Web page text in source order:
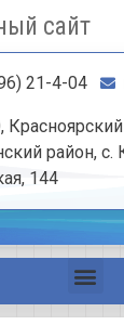
сайт
21-4-04
район, с.
144